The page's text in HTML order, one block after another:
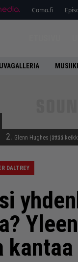
Como.fi
2. Glenn Hughes jättää
DALTREY